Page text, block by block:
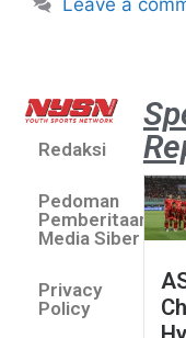
Leave a
Redaksi
Pedoman
Pemberitaan
Media Siber
Privacy
Policy